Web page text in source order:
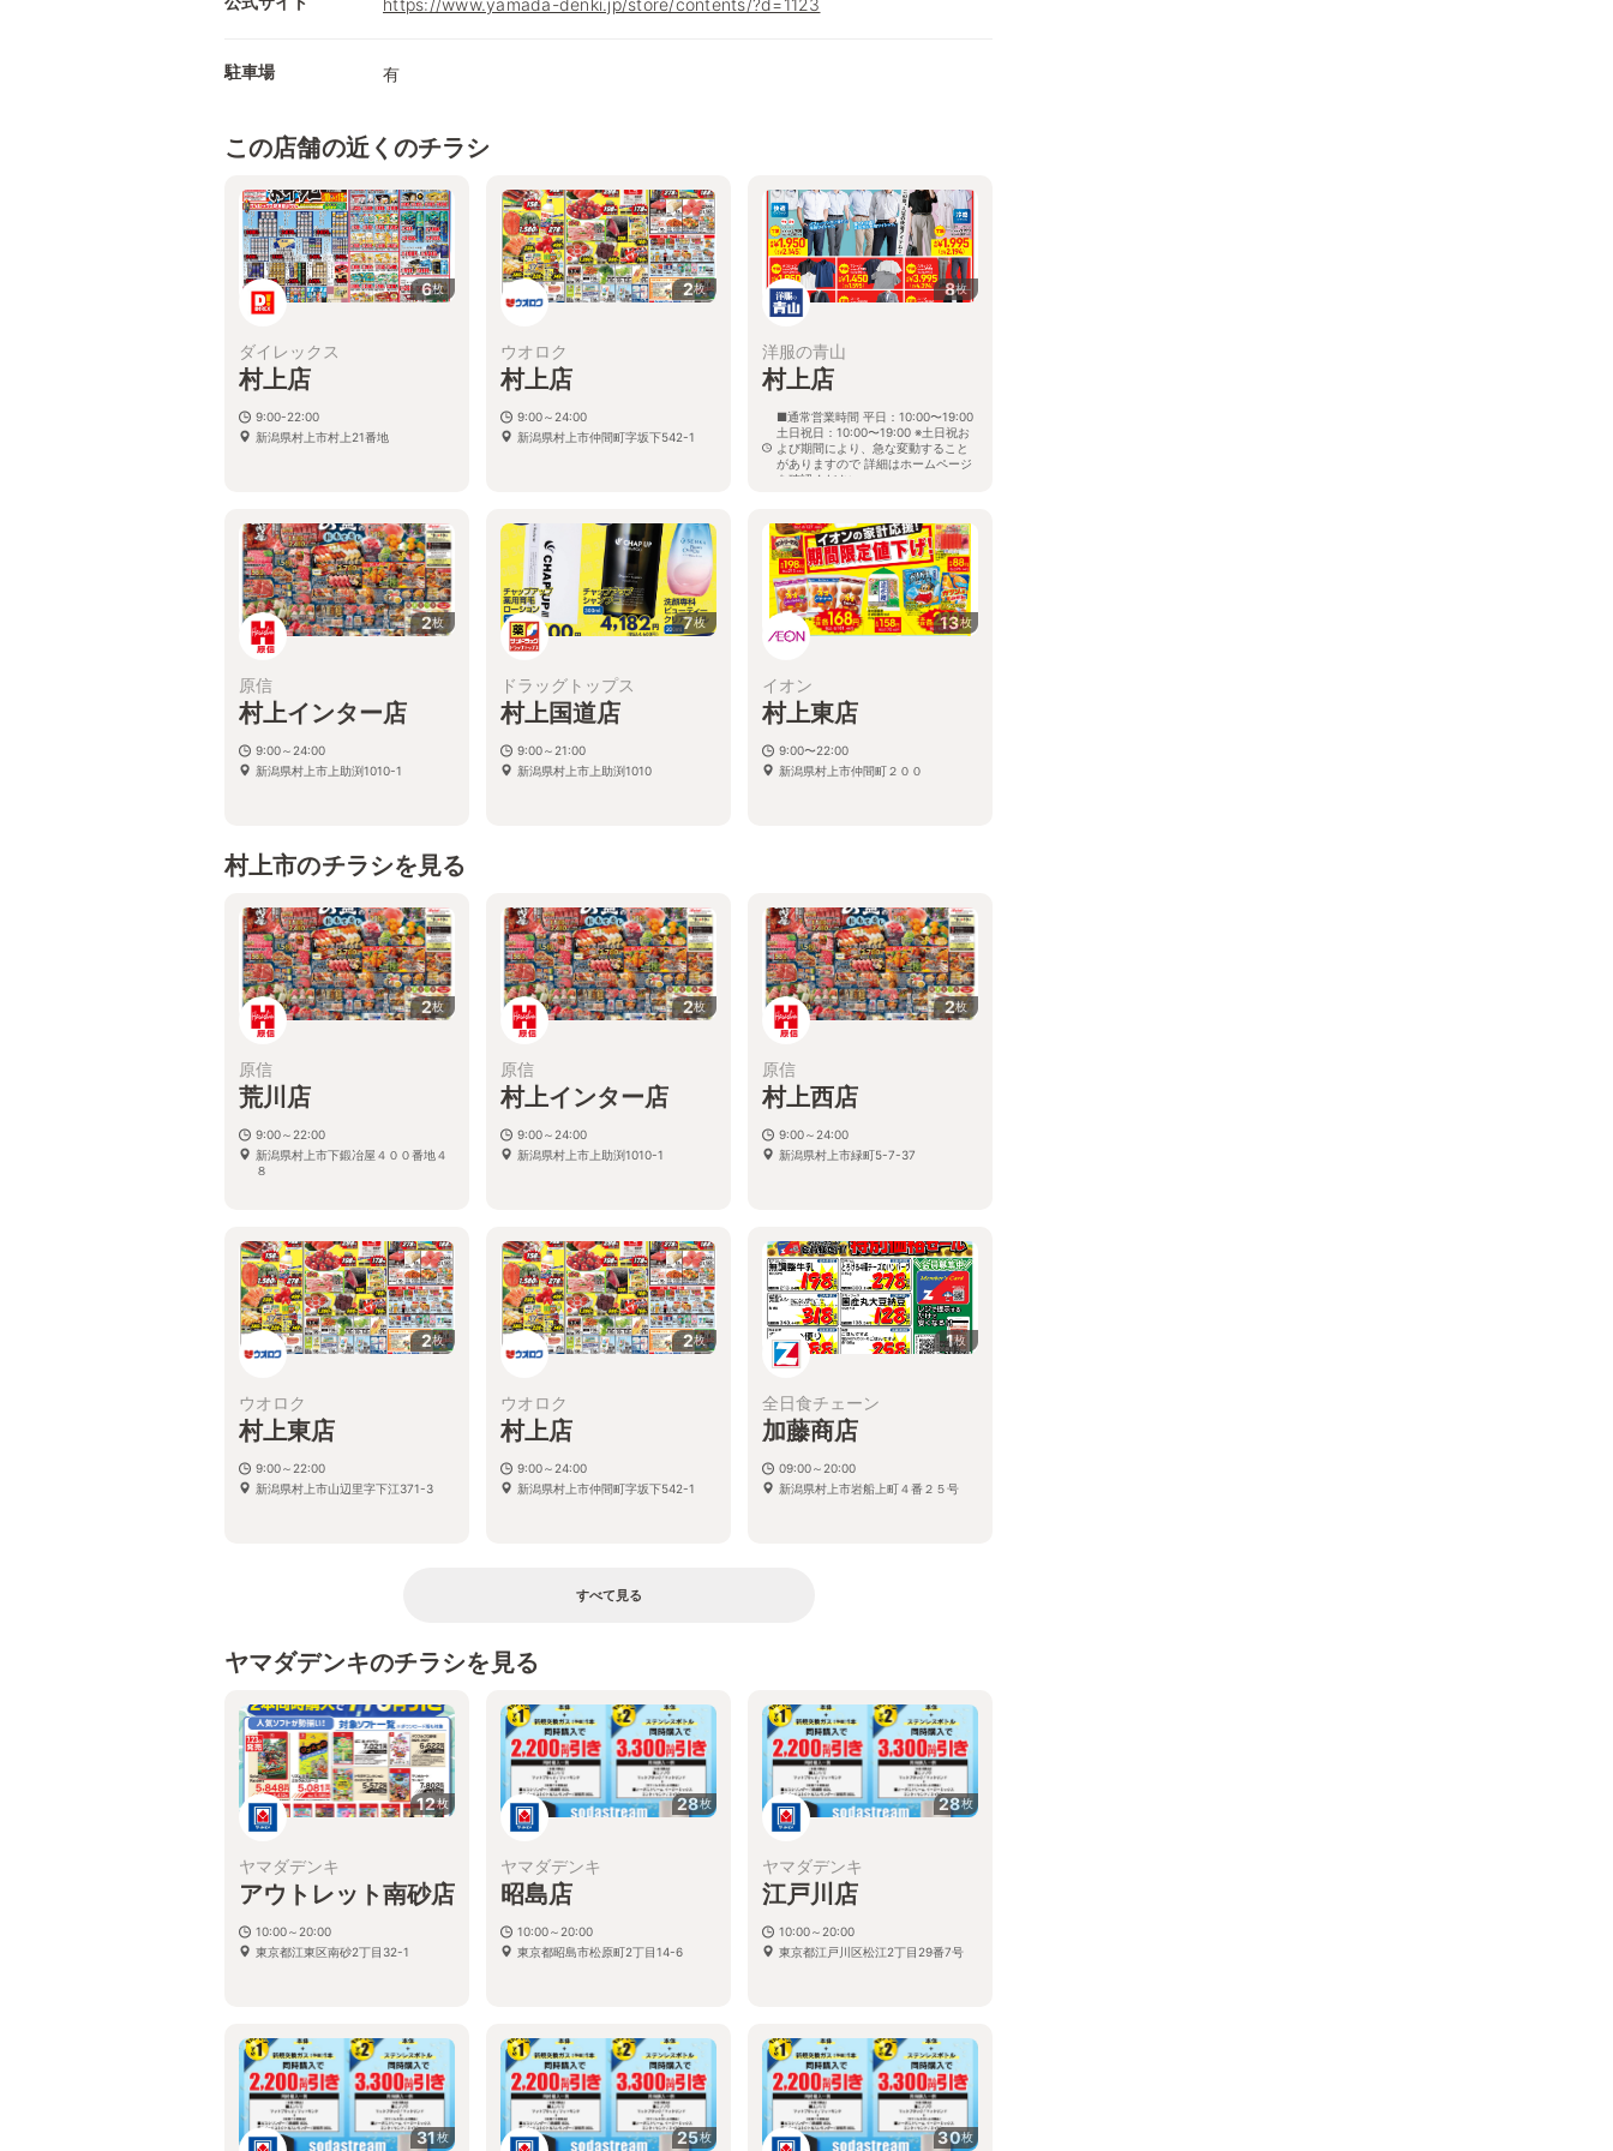
https://www.yamada-denki.jp/store/contents/?d=1123
駐車場 有
この店舗の近くのチラシ
6枚
ダイレックス
村上店
9:00-22:00
新潟県村上市村上21番地
2枚
ウオロク
村上店
9:00～24:00
新潟県村上市仲間町字坂下542-1
8枚
洋服の青山
村上店
■通常営業時間 平日：10:00〜19:00
土日祝日：10:00〜19:00 ※土日祝お
よび期間により、急な変動すること
がありますので 詳細はホームページ
を確認ください
2枚
原信
村上インター店
9:00～24:00
新潟県村上市上助渕1010-1
7枚
ドラッグトップス
村上国道店
9:00～21:00
新潟県村上市上助渕1010
13枚
イオン
村上東店
9:00〜22:00
新潟県村上市仲間町２００
村上市のチラシを見る
2枚
原信
荒川店
9:00～22:00
新潟県村上市下鍛冶屋４００番地４
８
2枚
原信
村上インター店
9:00～24:00
新潟県村上市上助渕1010-1
2枚
原信
村上西店
9:00～24:00
新潟県村上市緑町5-7-37
2枚
ウオロク
村上東店
9:00～22:00
新潟県村上市山辺里字下江371-3
2枚
ウオロク
村上店
9:00～24:00
新潟県村上市仲間町字坂下542-1
1枚
全日食チェーン
加藤商店
09:00～20:00
新潟県村上市岩船上町４番２５号
すべて見る
ヤマダデンキのチラシを見る
12枚
ヤマダデンキ
アウトレット南砂店
10:00～20:00
東京都江東区南砂2丁目32-1
28枚
ヤマダデンキ
昭島店
10:00～20:00
東京都昭島市松原町2丁目14-6
28枚
ヤマダデンキ
江戸川店
10:00～20:00
東京都江戸川区松江2丁目29番7号
31枚 25枚 30枚